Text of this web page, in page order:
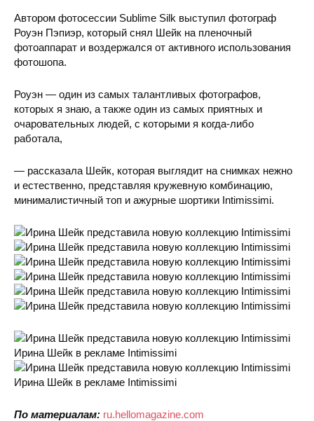
Автором фотосессии Sublime Silk выступил фотограф
Роуэн Пэпиэр, который снял Шейк на пленочный
фотоаппарат и воздержался от активного использования
фотошопа.
Роуэн — один из самых талантливых фотографов,
которых я знаю, а также один из самых приятных и
очаровательных людей, с которыми я когда-либо
работала,
— рассказала Шейк, которая выглядит на снимках нежно
и естественно, представляя кружевную комбинацию,
минималистичный топ и ажурные шортики Intimissimi.
Ирина Шейк в рекламе Intimissimi
Ирина Шейк в рекламе Intimissimi
По материалам: ru.hellomagazine.com